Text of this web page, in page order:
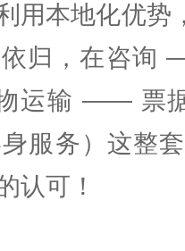
用本地化优势
依归，在咨
运输 —— 票
身服务）这整
认可！